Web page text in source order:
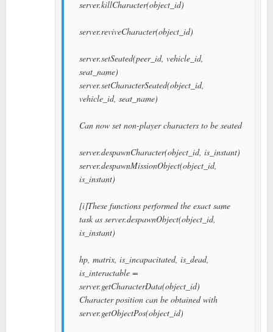
server.killCharacter(object_id)
server.reviveCharacter(object_id)
server.setSeated(peer_id, vehicle_id,
seat_name)
server.setCharacterSeated(object_id,
vehicle_id, seat_name)
Can now set non-player characters to be seated
server.despawnCharacter(object_id, is_instant)
server.despawnMissionObject(object_id,
is_instant)
[i]These functions performed the exact same
task as server.despawnObject(object_id,
is_instant)
hp, matrix, is_incapacitated, is_dead,
is_interactable =
server.getCharacterData(object_id)
Character position can be obtained with
server.getObjectPos(object_id)